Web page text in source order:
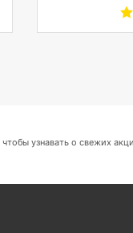
узнавать о свежих